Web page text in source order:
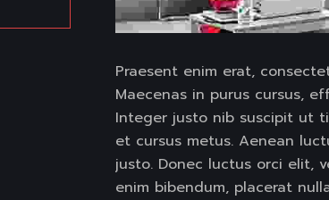
Praesent enim erat,
Maecenas in purus cursus,
Integer justo nib suscipit ut
et cursus metus. Aenean
justo. Donec luctus orci elit,
enim bibendum, placerat